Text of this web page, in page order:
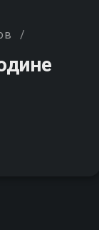
/